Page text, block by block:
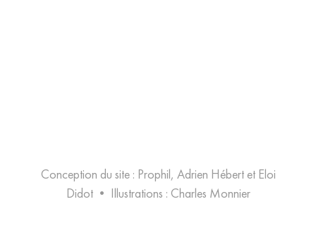
Conception du site : Prophil, Adrien Hébert et Eloi
Didot • Illustrations : Charles Monnier